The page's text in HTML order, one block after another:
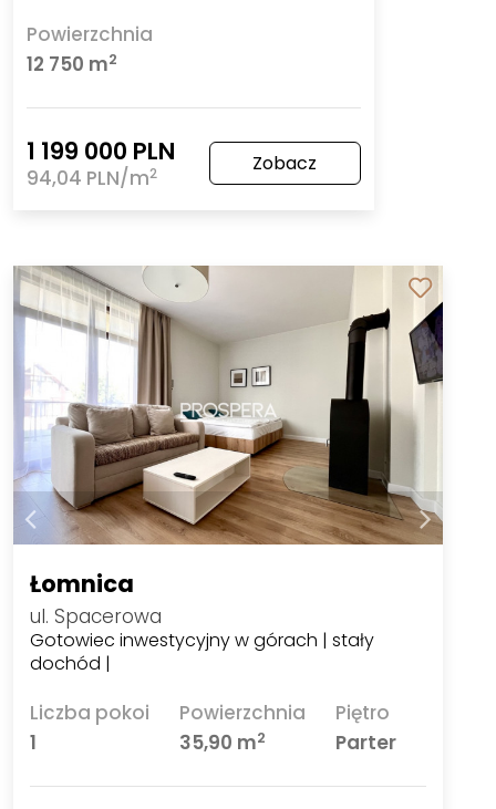
Powierzchnia
12 750 m2
1 199 000 PLN
94,04 PLN/m2 Zobacz
Łomnica
ul. Spacerowa
Gotowiec inwestycyjny w górach | stały
dochód |
Liczba pokoi
1
Powierzchnia
35,90 m2
Piętro
Parter